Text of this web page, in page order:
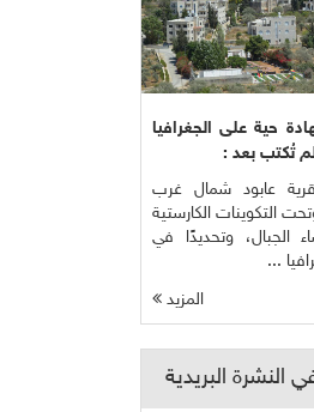
حية على الجغرافيا
تُكتب بعد :
عابود شمال غرب
التكوينات الكارستية
الجبال، وتحديدًا في
...
المزيد
النشرة البريدية